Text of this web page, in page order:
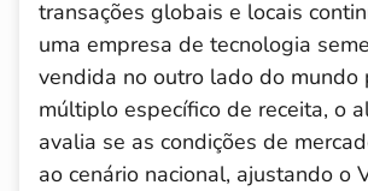
transações globais e locais
uma empresa de tecnologia
vendida no outro lado do mundo
múltiplo específico de receita, o
avalia se as condições de
ao cenário nacional, ajustando o